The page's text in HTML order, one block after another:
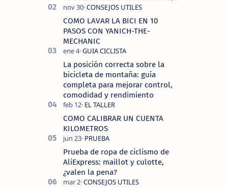
COROS , marca de dispositivos GPS
reconocida mundialmente por su
tecnolo…
COMO LAVAR LA BICI EN 10
PASOS CON YANICH-THE-
MECHANIC
La posición correcta sobre la
bicicleta de montaña: guía
completa para mejorar control,
comodidad y rendimiento
COMO CALIBRAR UN CUENTA
KILOMETROS
Prueba de ropa de ciclismo de
AliExpress: maillot y culotte,
¿valen la pena?